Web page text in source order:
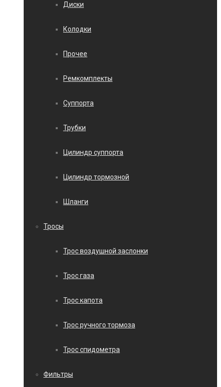
Диски
Колодки
Прочее
Ремкомплекты
Суппорта
Трубки
Цилиндр суппорта
Цилиндр тормозной
Шланги
Тросы
Трос воздушной заслонки
Трос газа
Трос капота
Трос ручного тормоза
Трос спидометра
Фильтры